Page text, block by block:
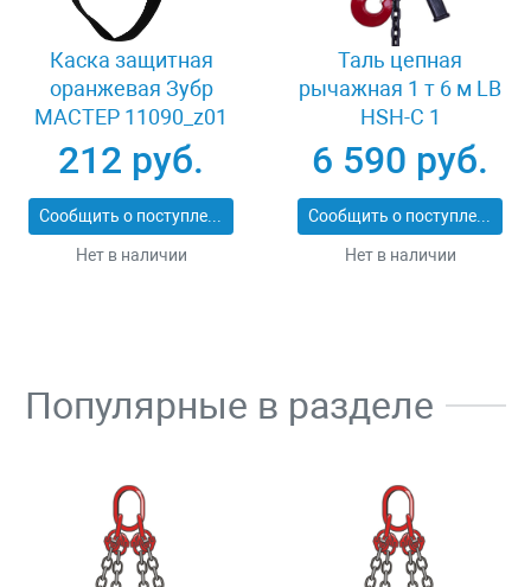
Каска защитная
оранжевая Зубр
МАСТЕР 11090_z01
212 руб.
Сообщить о поступлении
Нет в наличии
Таль цепная
рычажная 1 т 6 м LB
HSH-C 1
6 590 руб.
Сообщить о поступлении
Нет в наличии
Популярные в разделе